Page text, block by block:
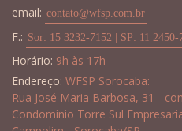
email: contato@wfsp.com.br
F.: Sor: 15 3232-7152 | SP: 11 2450-
Horário: 9h às 17h
Endereço: WFSP Sorocaba:
Rua José Maria Barbosa, 31 -
Condomínio Torre Sul